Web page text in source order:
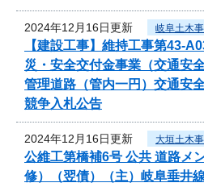
2024年12月16日更新 岐阜土木
【建設工事】維持工事第43-
災・安全交付金事業（交通安
管理道路（管内一円）交通安
競争入札公告
2024年12月16日更新 大垣土木
公維工第橋補6号 公共 道路メ
修）（翌債）（主）岐阜垂